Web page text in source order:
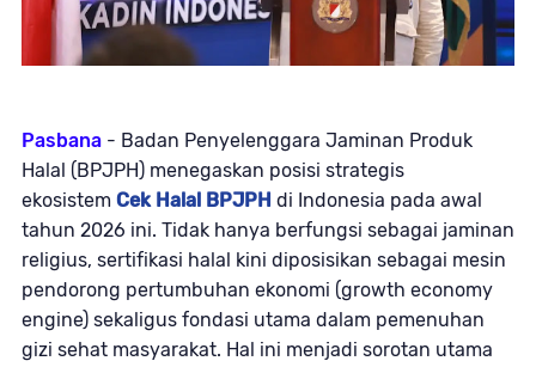
Pasbana - Badan Penyelenggara Jaminan Produk
Halal (BPJPH) menegaskan posisi strategis
ekosistem Cek Halal BPJPH di Indonesia pada awal
tahun 2026 ini. Tidak hanya berfungsi sebagai jaminan
religius, sertifikasi halal kini diposisikan sebagai mesin
pendorong pertumbuhan ekonomi (growth economy
engine) sekaligus fondasi utama dalam pemenuhan
gizi sehat masyarakat. Hal ini menjadi sorotan utama